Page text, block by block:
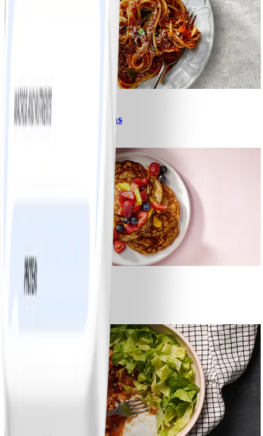
Spagetti med köttfärssås
Bananpannkakor